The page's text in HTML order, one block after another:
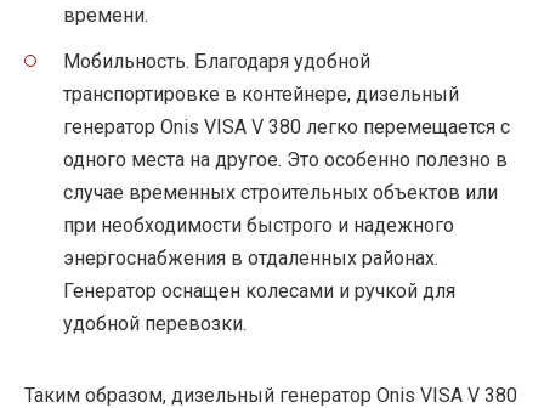
времени.
Мобильность. Благодаря удобной
транспортировке в контейнере, дизельный
генератор Onis VISA V 380 легко перемещается с
одного места на другое. Это особенно полезно в
случае временных строительных объектов или
при необходимости быстрого и надежного
энергоснабжения в отдаленных районах.
Генератор оснащен колесами и ручкой для
удобной перевозки.
Таким образом, дизельный генератор Onis VISA V 380